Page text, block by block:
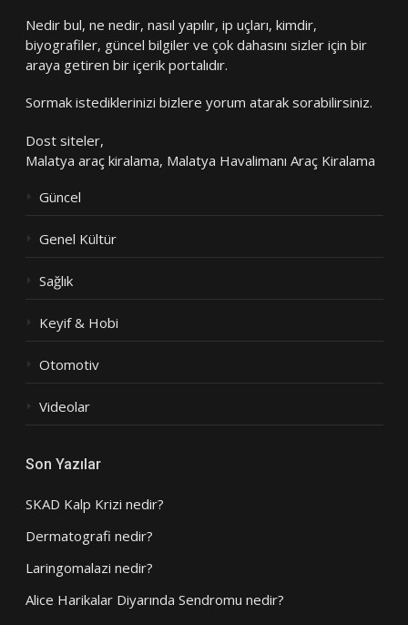
Nedir bul, ne nedir, nasıl yapılır, ip uçları, kimdir,
biyografiler, güncel bilgiler ve çok dahasını sizler için bir
araya getiren bir içerik portalıdır.
Sormak istediklerinizi bizlere yorum atarak sorabilirsiniz.
Dost siteler,
Malatya araç kiralama, Malatya Havalimanı Araç Kiralama
Güncel
Genel Kültür
Sağlık
Keyif & Hobi
Otomotiv
Videolar
Son Yazılar
SKAD Kalp Krizi nedir?
Dermatografi nedir?
Laringomalazi nedir?
Alice Harikalar Diyarında Sendromu nedir?